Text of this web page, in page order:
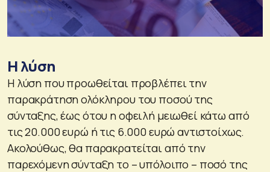
Η λύση
Η λύση που προωθείται προβλέπει την
παρακράτηση ολόκληρου του ποσού της
σύνταξης, έως ότου η οφειλή μειωθεί κάτω από
τις 20.000 ευρώ ή τις 6.000 ευρώ αντιστοίχως.
Ακολούθως, θα παρακρατείται από την
παρεχόμενη σύνταξη το – υπόλοιπο – ποσό της